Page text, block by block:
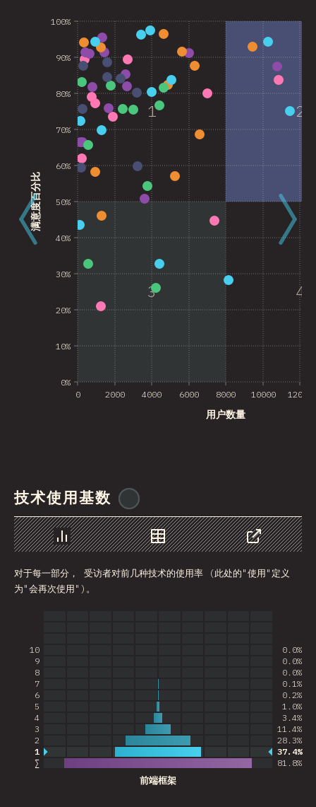
1 2
3 4
0 2000 4000 6000 8000 10000 12000
用户数量
0%
10%
20%
30%
40%
50%
60%
70%
80%
90%
100%
满意度百分比
技术使用基数
图表 数据
分享
对于每一部分， 受访者对前几种技术的使用率 (此处的"使用"定义
为"会再次使用")。
前端框架
∑ 81.8%
1 37.4%
2 28.3%
3 11.4%
4 3.4%
5 1.0%
6 0.2%
7 0.1%
8 0.0%
9 0.0%
10 0.0%